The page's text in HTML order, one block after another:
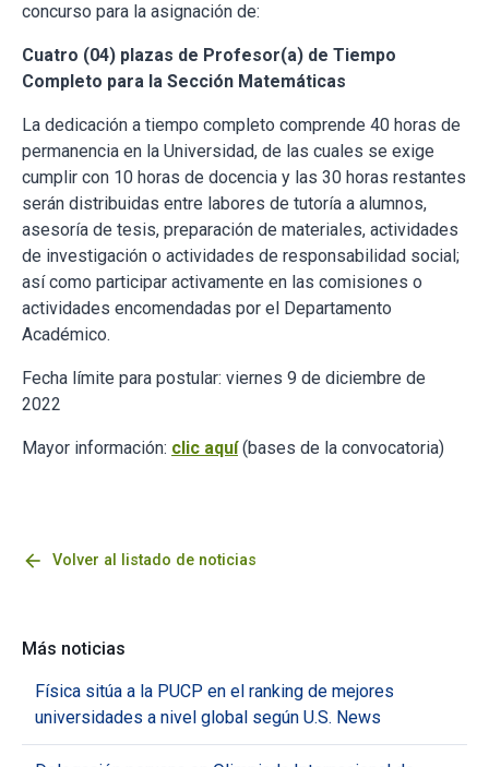
concurso para la asignación de:
Cuatro (04) plazas de Profesor(a) de Tiempo
Completo para la Sección Matemáticas
La dedicación a tiempo completo comprende 40 horas de
permanencia en la Universidad, de las cuales se exige
cumplir con 10 horas de docencia y las 30 horas restantes
serán distribuidas entre labores de tutoría a alumnos,
asesoría de tesis, preparación de materiales, actividades
de investigación o actividades de responsabilidad social;
así como participar activamente en las comisiones o
actividades encomendadas por el Departamento
Académico.
Fecha límite para postular: viernes 9 de diciembre de
2022
Mayor información: clic aquí(bases de la convocatoria)
arrow_back Volver al listado de noticias
Más noticias
Física sitúa a la PUCP en el ranking de mejores
universidades a nivel global según U.S. News